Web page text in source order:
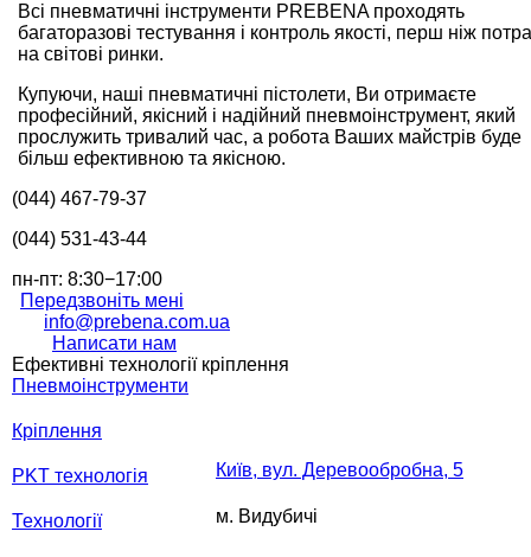
Всі пневматичні інструменти PREBENA проходять
багаторазові тестування і контроль якості, перш ніж
на світові ринки.
Купуючи, наші пневматичні пістолети, Ви отримаєте
професійний, якісний і надійний пневмоінструмент, який
прослужить тривалий час, а робота Ваших майстрів буде
більш ефективною та якісною.
(044) 467-79-37
(044) 531-43-44
пн-пт: 8:30−17:00
Передзвоніть мені
info@prebena.com.ua
Написати нам
Київ, вул. Деревообробна, 5
м. Видубичі
Ефективні технології кріплення
Пневмоінструменти
Кріплення
PKT технологія
Технології